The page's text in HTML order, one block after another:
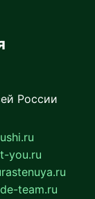
России
you.ru
rastenuya.ru
team.ru